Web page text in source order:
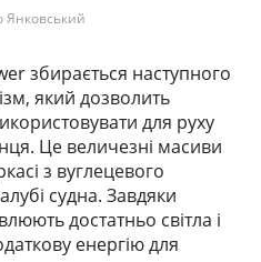
Янковський
збирається наступного
який дозволить
для руху
Це величезні масиви
з вуглецевого
судна. Завдяки
достатньо світла і
енергію для